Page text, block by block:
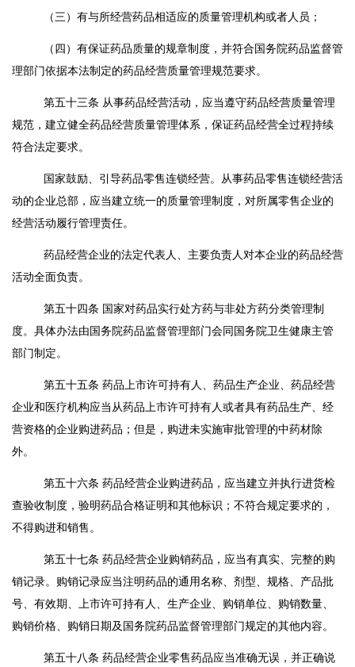
（三）有与所经营药品相适应的质量管理机构或者人员；
（四）有保证药品质量的规章制度，并符合国务院药品监督管
理部门依据本法制定的药品经营质量管理规范要求。
第五十三条 从事药品经营活动，应当遵守药品经营质量管理
规范，建立健全药品经营质量管理体系，保证药品经营全过程持续
符合法定要求。
国家鼓励、引导药品零售连锁经营。从事药品零售连锁经营活
动的企业总部，应当建立统一的质量管理制度，对所属零售企业的
经营活动履行管理责任。
药品经营企业的法定代表人、主要负责人对本企业的药品经营
活动全面负责。
第五十四条 国家对药品实行处方药与非处方药分类管理制
度。具体办法由国务院药品监督管理部门会同国务院卫生健康主管
部门制定。
第五十五条 药品上市许可持有人、药品生产企业、药品经营
企业和医疗机构应当从药品上市许可持有人或者具有药品生产、经
营资格的企业购进药品；但是，购进未实施审批管理的中药材除
外。
第五十六条 药品经营企业购进药品，应当建立并执行进货检
查验收制度，验明药品合格证明和其他标识；不符合规定要求的，
不得购进和销售。
第五十七条 药品经营企业购销药品，应当有真实、完整的购
销记录。购销记录应当注明药品的通用名称、剂型、规格、产品批
号、有效期、上市许可持有人、生产企业、购销单位、购销数量、
购销价格、购销日期及国务院药品监督管理部门规定的其他内容。
第五十八条 药品经营企业零售药品应当准确无误，并正确说